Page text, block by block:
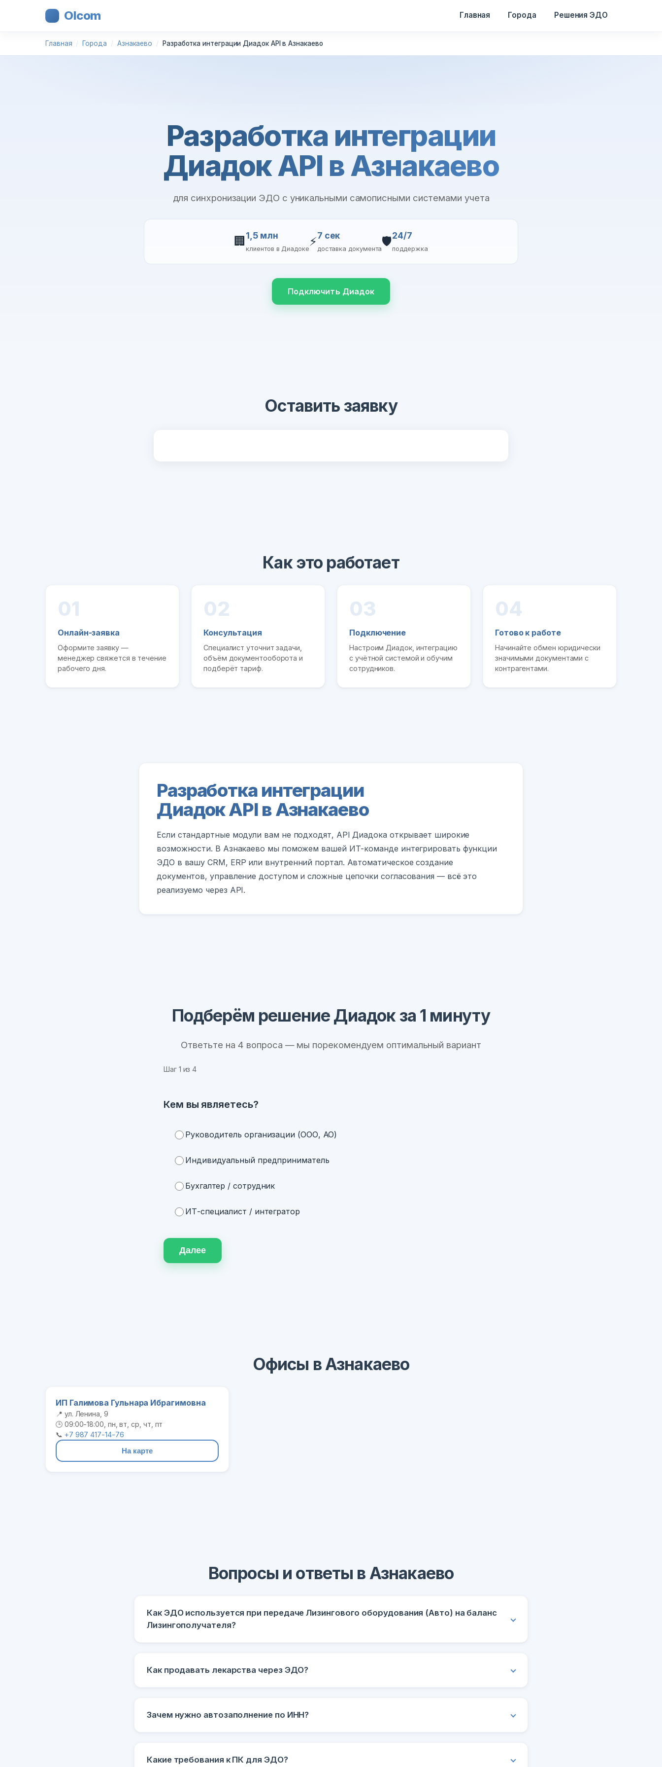
Olcom Главная Города Решения ЭДО
Главная Города Азнакаево Разработка интеграции Диадок API в Азнакаево
Разработка интеграции
Диадок API в Азнакаево
для синхронизации ЭДО с уникальными самописными системами учета
🏢 1,5 млн
клиентов в Диадоке
⚡7 сек
доставка документа
🛡️24/7
поддержка
Подключить Диадок
Оставить заявку
Как это работает
01
Онлайн-заявка
Оформите заявку —
менеджер свяжется в течение
рабочего дня.
02
Консультация
Специалист уточнит задачи,
объём документооборота и
подберёт тариф.
03
Подключение
Настроим Диадок, интеграцию
с учётной системой и обучим
сотрудников.
04
Готово к работе
Начинайте обмен юридически
значимыми документами с
контрагентами.
Разработка интеграции
Диадок API в Азнакаево
Если стандартные модули вам не подходят, API Диадока открывает широкие
возможности. В Азнакаево мы поможем вашей ИТ-команде интегрировать функции
ЭДО в вашу CRM, ERP или внутренний портал. Автоматическое создание
документов, управление доступом и сложные цепочки согласования — всё это
реализуемо через API.
Подберём решение Диадок за 1 минуту
Ответьте на 4 вопроса — мы порекомендуем оптимальный вариант
Шаг 1 из 4
Кем вы являетесь?
Руководитель организации (ООО, АО)
Индивидуальный предприниматель
Бухгалтер / сотрудник
ИТ-специалист / интегратор
Далее
Офисы в Азнакаево
ИП Галимова Гульнара Ибрагимовна
📍 ул. Ленина, 9
🕒 09:00-18:00, пн, вт, ср, чт, пт
📞 +7 987 417-14-76
На карте
Вопросы и ответы в Азнакаево
Как ЭДО используется при передаче Лизингового оборудования (Авто) на баланс
Лизингополучателя?
Как продавать лекарства через ЭДО?
Зачем нужно автозаполнение по ИНН?
Какие требования к ПК для ЭДО?